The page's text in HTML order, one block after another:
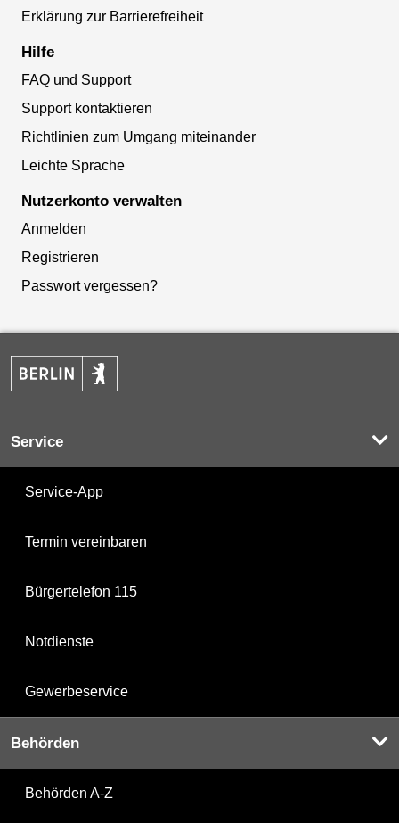
Erklärung zur Barrierefreiheit
Hilfe
FAQ und Support
Support kontaktieren
Richtlinien zum Umgang miteinander
Leichte Sprache
Nutzerkonto verwalten
Anmelden
Registrieren
Passwort vergessen?
Service
Service-App
Termin vereinbaren
Bürgertelefon 115
Notdienste
Gewerbeservice
Behörden
Behörden A-Z